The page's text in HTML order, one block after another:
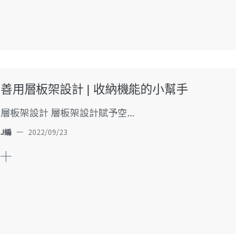
善用層板架設計 | 收納機能的小幫手
層板架設計 層板架設計賦予空...
J編 — 2022/09/23